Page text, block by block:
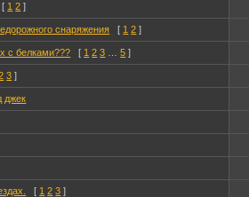
[ 1 2 ]
снаряжения [ 1 2 ]
с белками??? [ 1 2 3 …5 ]
3 ]
джек
[ 1 2 3 ]